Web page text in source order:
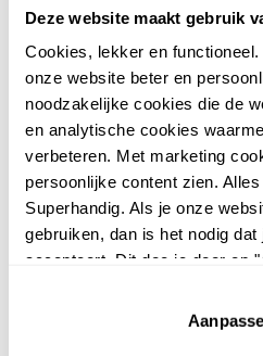
Deze website maakt gebruik
Cookies, lekker en
onze website beter en
noodzakelijke cookies die de
en analytische cookies
verbeteren. Met marketing
persoonlijke content zien.
Superhandig. Als je onze
gebruiken, dan is het nodig
accepteert. Dit doe je door op
website niet optimaal